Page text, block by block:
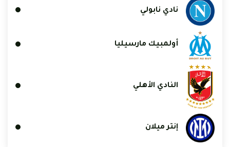
نادي نابولي
أولمبيك مارسيليا
النادي الأهلي
إنتر ميلان